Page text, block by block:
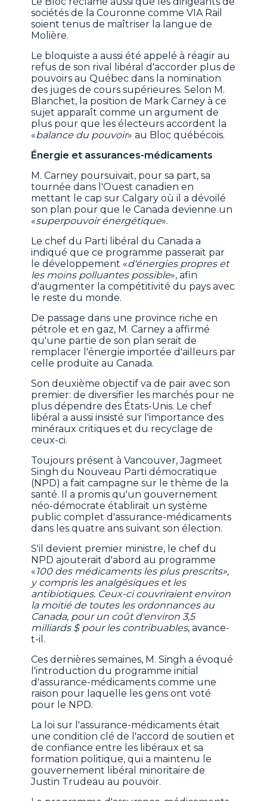
sociétés de la Couronne comme VIA Rail
soient tenus de maîtriser la langue de
Molière.
Le bloquiste a aussi été appelé à réagir au
refus de son rival libéral d'accorder plus de
pouvoirs au Québec dans la nomination
des juges de cours supérieures. Selon M.
Blanchet, la position de Mark Carney à ce
sujet apparaît comme un argument de
plus pour que les électeurs accordent la
«balance du pouvoir» au Bloc québécois.
Énergie et assurances-médicaments
M. Carney poursuivait, pour sa part, sa
tournée dans l'Ouest canadien en
mettant le cap sur Calgary où il a dévoilé
son plan pour que le Canada devienne un
«superpouvoir énergétique».
Le chef du Parti libéral du Canada a
indiqué que ce programme passerait par
le développement «d'énergies propres et
les moins polluantes possible», afin
d'augmenter la compétitivité du pays avec
le reste du monde.
De passage dans une province riche en
pétrole et en gaz, M. Carney a affirmé
qu'une partie de son plan serait de
remplacer l'énergie importée d'ailleurs par
celle produite au Canada.
Son deuxième objectif va de pair avec son
premier: de diversifier les marchés pour ne
plus dépendre des États-Unis. Le chef
libéral a aussi insisté sur l'importance des
minéraux critiques et du recyclage de
ceux-ci.
Toujours présent à Vancouver, Jagmeet
Singh du Nouveau Parti démocratique
(NPD) a fait campagne sur le thème de la
santé. Il a promis qu'un gouvernement
néo-démocrate établirait un système
public complet d'assurance-médicaments
dans les quatre ans suivant son élection.
S'il devient premier ministre, le chef du
NPD ajouterait d'abord au programme
«100 des médicaments les plus prescrits»,
y compris les analgésiques et les
antibiotiques. Ceux-ci couvriraient environ
la moitié de toutes les ordonnances au
Canada, pour un coût d'environ 3,5
milliards $ pour les contribuables, avance-
t-il.
Ces dernières semaines, M. Singh a évoqué
l'introduction du programme initial
d'assurance-médicaments comme une
raison pour laquelle les gens ont voté
pour le NPD.
La loi sur l'assurance-médicaments était
une condition clé de l'accord de soutien et
de confiance entre les libéraux et sa
formation politique, qui a maintenu le
gouvernement libéral minoritaire de
Justin Trudeau au pouvoir.